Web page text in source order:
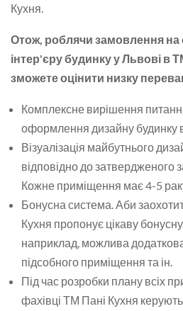
Кухня.
Отож, роблячи замовлення на
інтер'єру будинку у Львові в
зможете оцінити низку
Комплексне вирішення
оформлення дизайну будинку
Візуалізація майбутнього
відповідно до затвердженого
Кожне приміщення має 4-5
Бонусна система. Аби
Кухня пропонує цікаву
наприклад, можлива
підсобного приміщення та ін.
Під час розробки плану всіх
фахівці ТМ Пані Кухня